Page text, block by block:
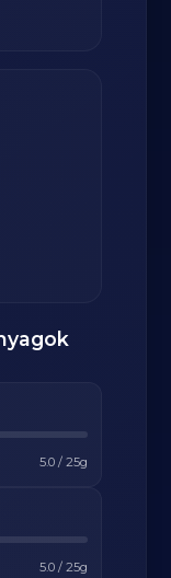
5.0/ 25g
5.0/ 25g